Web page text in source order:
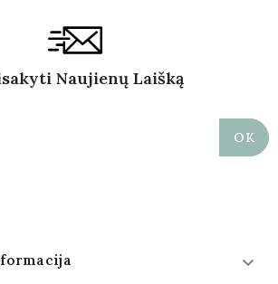
Naujienų Laišką
